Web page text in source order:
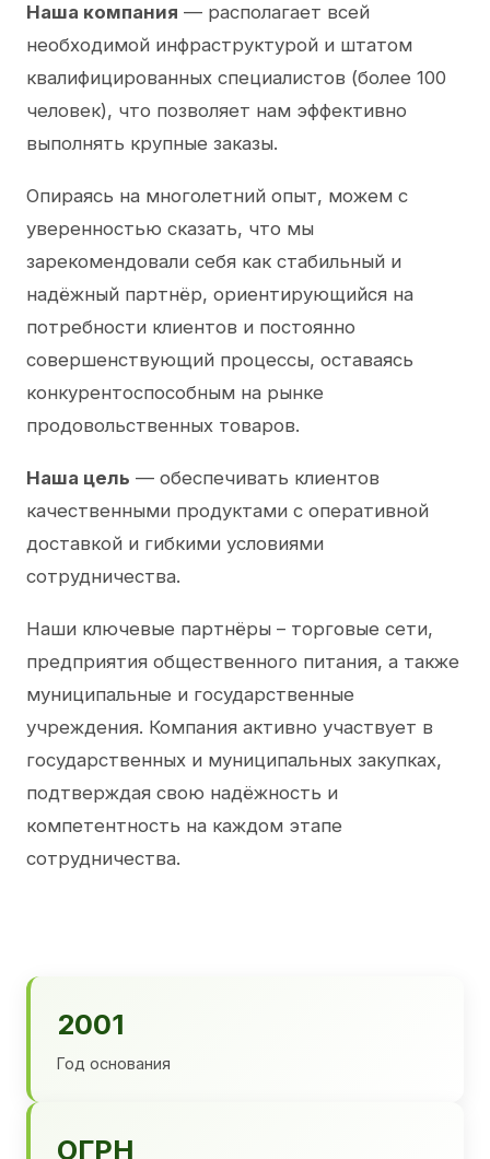
Наша компания — располагает всей
необходимой инфраструктурой и штатом
квалифицированных специалистов (более 100
человек), что позволяет нам эффективно
выполнять крупные заказы.
Опираясь на многолетний опыт, можем с
уверенностью сказать, что мы
зарекомендовали себя как стабильный и
надёжный партнёр, ориентирующийся на
потребности клиентов и постоянно
совершенствующий процессы, оставаясь
конкурентоспособным на рынке
продовольственных товаров.
Наша цель — обеспечивать клиентов
качественными продуктами с оперативной
доставкой и гибкими условиями
сотрудничества.
Наши ключевые партнёры – торговые сети,
предприятия общественного питания, а также
муниципальные и государственные
учреждения. Компания активно участвует в
государственных и муниципальных закупках,
подтверждая свою надёжность и
компетентность на каждом этапе
сотрудничества.
2001
Год основания
ОГРН